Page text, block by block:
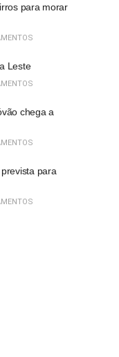
para morar
Leste
chega a
para